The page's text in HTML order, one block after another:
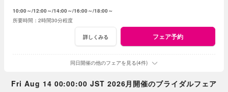
10:00～ 12:00～ 14:00～ 16:00～ 18:00～
2時間30分程度
詳しくみる フェア予約
同日開催の他のフェアを見る(4件)
Fri Aug 14 00:00:00 JST 2026月開催のブライダルフェア